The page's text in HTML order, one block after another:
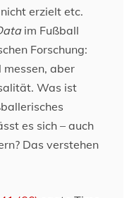
erzielt etc.
im Fußball
Forschung:
aber
Was ist
es sich – auch
Das verstehen